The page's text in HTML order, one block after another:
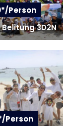
Person
3D2N
Person